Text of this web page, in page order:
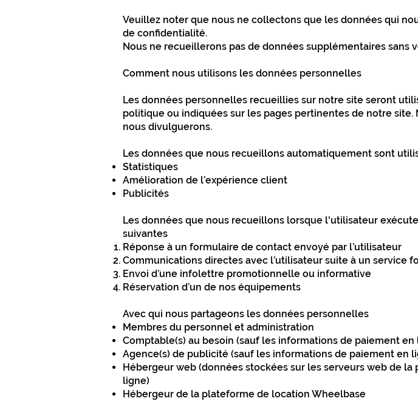
Veuillez noter que nous ne collectons que les données qui
de confidentialité.
Nous ne recueillerons pas de données supplémentaires sans
Comment nous utilisons les données personnelles
Les données personnelles recueillies sur notre site seront
politique ou indiquées sur les pages pertinentes de notre
nous divulguerons.
Les données que nous recueillons automatiquement sont
Statistiques
Amélioration de l’expérience client
Publicités
Les données que nous recueillons lorsque l'utilisateur
suivantes
Réponse à un formulaire de contact envoyé par l’utilisateur
Communications directes avec l’utilisateur suite à un service
Envoi d’une infolettre promotionnelle ou informative
Réservation d’un de nos équipements
Avec qui nous partageons les données personnelles
Membres du personnel et administration
Comptable(s) au besoin (sauf les informations de paiement en
Agence(s) de publicité (sauf les informations de paiement en
Hébergeur web (données stockées sur les serveurs web de
ligne)
Hébergeur de la plateforme de location Wheelbase